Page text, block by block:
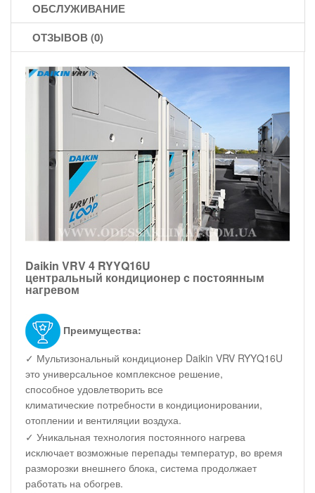
ОБСЛУЖИВАНИЕ
ОТЗЫВОВ (0)
Daikin VRV 4 RYYQ16U
центральный кондиционер c постоянным
нагревом
Преимущества:
✓ Мультизональный кондиционер Daikin VRV RYYQ16U
это универсальное комплексное решение,
способное удовлетворить все
климатические потребности в кондиционировании,
отоплении и вентиляции воздуха.
✓ Уникальная технология постоянного нагрева
исключает возможные перепады температур, во время
разморозки внешнего блока, система продолжает
работать на обогрев.